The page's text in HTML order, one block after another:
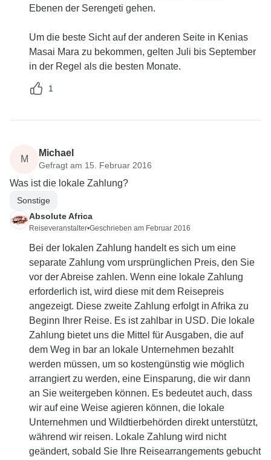
Ebenen der Serengeti gehen.
Um die beste Sicht auf der anderen Seite in Kenias
Masai Mara zu bekommen, gelten Juli bis September
in der Regel als die besten Monate.
1
M
Michael
Gefragt am 15. Februar 2016
Was ist die lokale Zahlung?
Sonstige
Absolute Africa
Reiseveranstalter•Geschrieben am Februar 2016
Bei der lokalen Zahlung handelt es sich um eine
separate Zahlung vom ursprünglichen Preis, den Sie
vor der Abreise zahlen. Wenn eine lokale Zahlung
erforderlich ist, wird diese mit dem Reisepreis
angezeigt. Diese zweite Zahlung erfolgt in Afrika zu
Beginn Ihrer Reise. Es ist zahlbar in USD. Die lokale
Zahlung bietet uns die Mittel für Ausgaben, die auf
dem Weg in bar an lokale Unternehmen bezahlt
werden müssen, um so kostengünstig wie möglich
arrangiert zu werden, eine Einsparung, die wir dann
an Sie weitergeben können. Es bedeutet auch, dass
wir auf eine Weise agieren können, die lokale
Unternehmen und Wildtierbehörden direkt unterstützt,
während wir reisen. Lokale Zahlung wird nicht
geändert, sobald Sie Ihre Reisearrangements gebucht